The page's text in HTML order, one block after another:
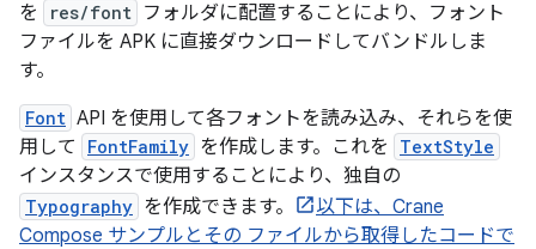
を
res/font フォルダに配置することにより、フォント
ファイルを APK に直接ダウンロードしてバンドルしま
す。
Font API を使用して各フォントを読み込み、それらを使
用して
FontFamily を作成します。これを TextStyle
インスタンスで使用することにより、独自の
Typography を作成できます。
以下は、Crane
Compose サンプルとその ファイルから取得したコードで